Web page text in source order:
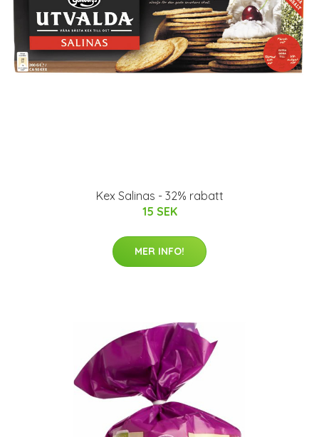
Kex Salinas - 32% rabatt
15 SEK
MER INFO!